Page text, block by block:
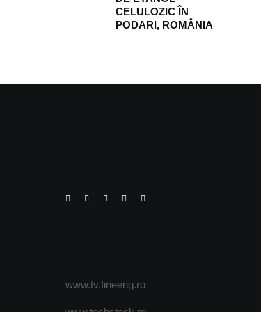
CELULOZIC ÎN
PODARI, ROMÂNIA
www.tv.fineeng.ro